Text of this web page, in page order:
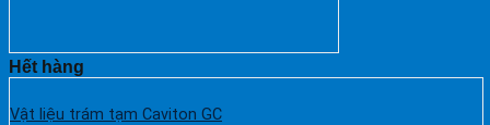
Hết hàng
Vật liệu trám tạm Caviton GC